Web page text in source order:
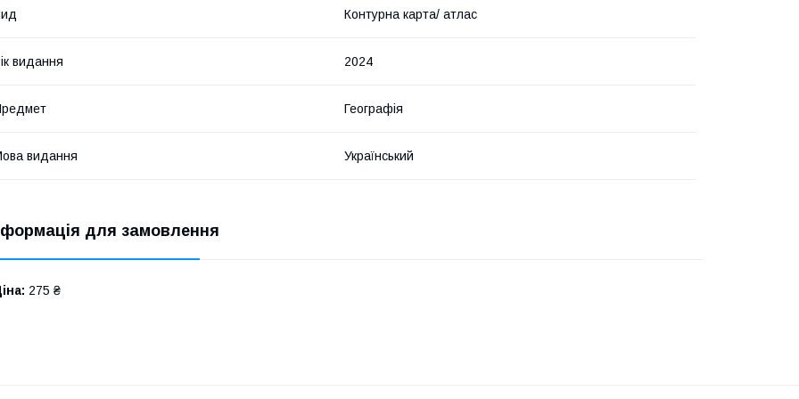
Контурна карта/ атлас
видання 2024
Географія
видання Український
для замовлення
275 ₴